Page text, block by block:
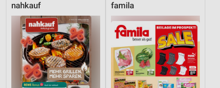
nahkauf famila